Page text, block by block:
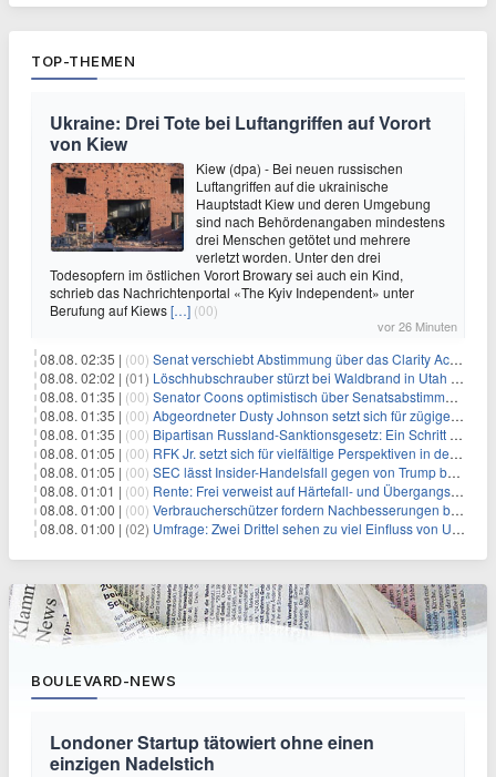
TOP-THEMEN
Ukraine: Drei Tote bei Luftangriffen auf Vorort
von Kiew
Kiew (dpa) - Bei neuen russischen
Luftangriffen auf die ukrainische
Hauptstadt Kiew und deren Umgebung
sind nach Behördenangaben mindestens
drei Menschen getötet und mehrere
verletzt worden. Unter den drei
Todesopfern im östlichen Vorort Browary sei auch ein Kind,
schrieb das Nachrichtenportal «The Kyiv Independent» unter
Berufung auf Kiews[…] (00)
vor 26 Minuten
08.08. 02:35 | (00) Senat verschiebt Abstimmung über das Clarity Act: Auswirkungen auf Unternehmen und das Vertrauen der Investoren
08.08. 02:02 | (01) Löschhubschrauber stürzt bei Waldbrand in Utah ab
08.08. 01:35 | (00) Senator Coons optimistisch über Senatsabstimmungen angesichts von Finanzierungsbedenken
08.08. 01:35 | (00) Abgeordneter Dusty Johnson setzt sich für zügige Regierungsfinanzierung angesichts von Shutdown-Risiken ein
08.08. 01:35 | (00) Bipartisan Russland-Sanktionsgesetz: Ein Schritt in Richtung Energieunabhängigkeit
08.08. 01:05 | (00) RFK Jr. setzt sich für vielfältige Perspektiven in der Gesundheitspolitik beim CDC-Gedenkakt ein
08.08. 01:05 | (00) SEC lässt Insider-Handelsfall gegen von Trump begnadigten Manager fallen
08.08. 01:01 | (00) Rente: Frei verweist auf Härtefall- und Übergangsregelungen
08.08. 01:00 | (00) Verbraucherschützer fordern Nachbesserungen bei Frühstartrente
08.08. 01:00 | (02) Umfrage: Zwei Drittel sehen zu viel Einfluss von US-Tech-Konzernen
BOULEVARD-NEWS
Londoner Startup tätowiert ohne einen
einzigen Nadelstich